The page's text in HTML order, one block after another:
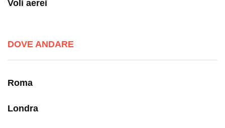
Voli aerei
DOVE ANDARE
Roma
Londra